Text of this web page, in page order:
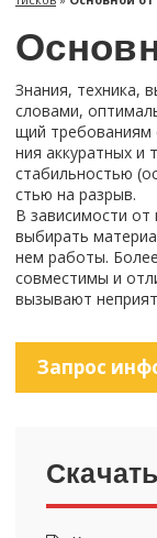
Зна­ния, тех­ни­ка,
сло­ва­ми,
щий тре­бо­ва­ни­ям
ния ак­ку­рат­ных и
ста­биль­но­стью
стью на раз­рыв.
В за­ви­си­мо­сти от
вы­би­рать
нем ра­бо­ты.
сов­ме­сти­мы и
вы­зы­ва­ют
За­прос
Ска­чать